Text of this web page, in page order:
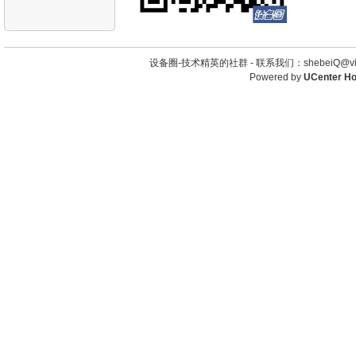
设备圈-技术精英的社群 - 联系我们：
Powered by UCenter